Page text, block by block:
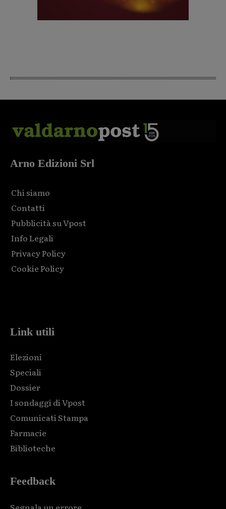
Arno Edizioni Srl
Chi siamo
Contatti
Pubblicità su Vpost
Info Legali
Privacy Policy
Cookie Policy
Link utili
Elezioni
Speciali
Dossier
I sondaggi di Vpost
Comunicati Stampa
Farmacie
Biblioteche
Feedback